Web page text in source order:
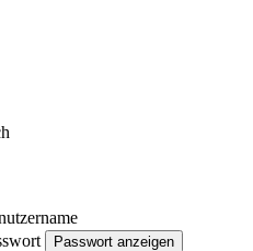
Passwort anzeigen